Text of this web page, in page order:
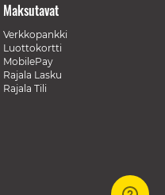
Maksutavat
Verkkopankki
Luottokortti
MobilePay
Rajala Lasku
Rajala Tili